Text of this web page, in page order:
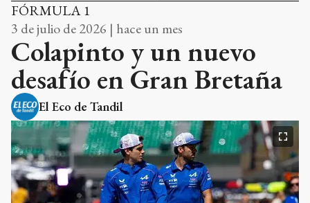
FÓRMULA 1
3 de julio de 2026 | hace un mes
Colapinto y un nuevo
desafío en Gran Bretaña
El Eco de Tandil